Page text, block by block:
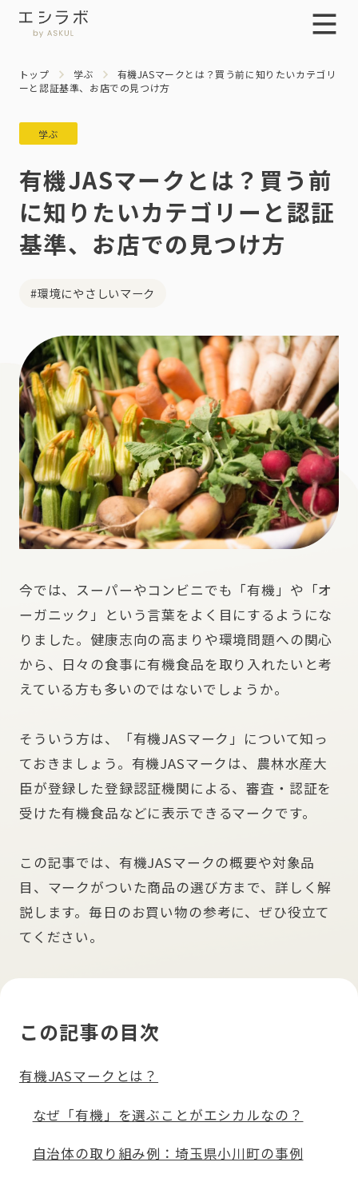
トップ 学ぶ
有機JASマークとは？買う前に知りたいカテゴリ
ーと認証基準、お店での見つけ方
学ぶ
有機JASマークとは？買う前
に知りたいカテゴリーと認証
基準、お店での見つけ方
#環境にやさしいマーク
今では、スーパーやコンビニでも「有機」や「オ
ーガニック」という言葉をよく目にするようにな
りました。健康志向の高まりや環境問題への関心
から、日々の食事に有機食品を取り入れたいと考
えている方も多いのではないでしょうか。
そういう方は、「有機JASマーク」について知っ
ておきましょう。有機JASマークは、農林水産大
臣が登録した登録認証機関による、審査・認証を
受けた有機食品などに表示できるマークです。
この記事では、有機JASマークの概要や対象品
目、マークがついた商品の選び方まで、詳しく解
説します。毎日のお買い物の参考に、ぜひ役立て
てください。
この記事の目次
有機JASマークとは？
なぜ「有機」を選ぶことがエシカルなの？
自治体の取り組み例：埼玉県小川町の事例